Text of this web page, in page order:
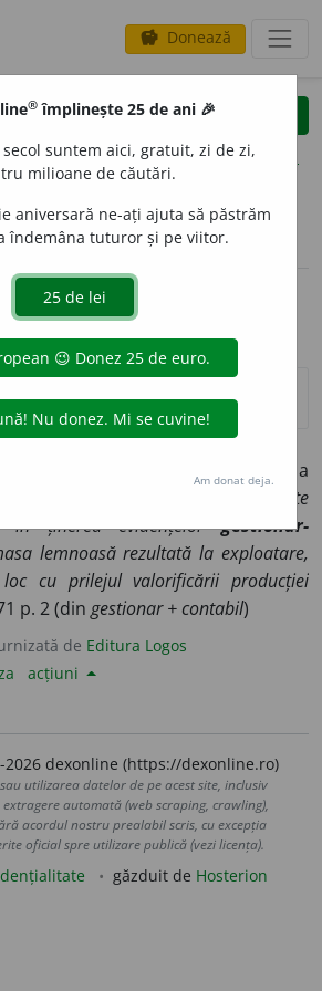
savings Donează
clear
opțiuni
Referitor la gestiune și la
nu putem trece cu vederea multe
în ținerea evidențelorgestionar-
lemnoasă rezultată la exploatare,
cu prilejul valorificării producției
p. 2 (din gestionar + contabil)
de Editura Logos
acțiuni
dexonline (https://dexonline.ro)
utilizarea datelor de pe acest site, inclusiv
automată (web scraping, crawling),
acordul nostru prealabil scris, cu excepția
oficial spre utilizare publică (vezi licența).
găzduit de Hosterion
® împlinește 25 de ani 🎉
suntem aici, gratuit, zi de zi,
milioane de căutări.
aniversară ne-ați ajuta să păstrăm
îndemâna tuturor și pe viitor.
Am donat deja.